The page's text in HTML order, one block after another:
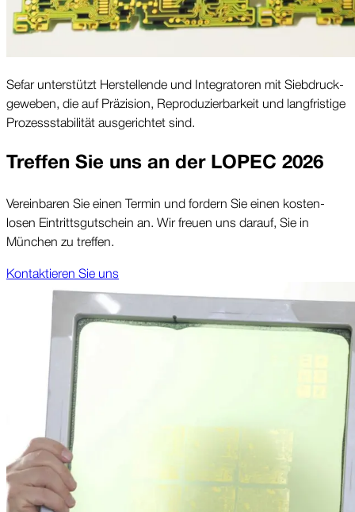
Sefar unter­stützt Her­stellende und Inte­gratoren mit Sieb­druck­
geweben, die auf Prä­zision, Repro­duzier­barkeit und lang­fristige
Prozess­stabilität aus­gerichtet sind.
Treffen Sie uns an der LOPEC 2026
Ver­einbaren Sie einen Termin und fordern Sie einen kosten­
losen Eintritts­gutschein an. Wir freuen uns darauf, Sie in
München zu treffen.
Kon­taktieren Sie uns